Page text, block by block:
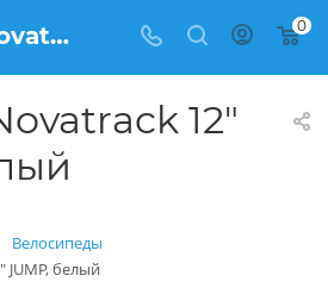
Беговел Novatrack 12" JUMP, белый купить: цена 4 400 рублей в Балашихе | Интернет магазин Вело150 0
12"
Велосипеды
JUMP, белый